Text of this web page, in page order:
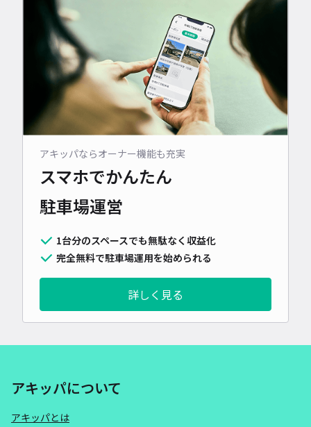
アキッパならオーナー機能も充実
スマホでかんたん
駐車場運営
1台分のスペースでも無駄なく収益化
完全無料で駐車場運用を始められる
詳しく見る
アキッパについて
アキッパとは